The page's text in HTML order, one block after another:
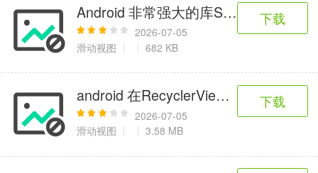
Android 非常强大的库Slidr
2026-07-05
滑动视图
682 KB
下载
android 在RecyclerView 中展示滑动
2026-07-05
滑动视图
3.58 MB
下载